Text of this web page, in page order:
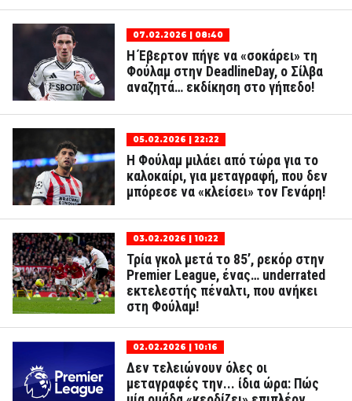
07.02.2026 | 08:40
Η Έβερτον πήγε να «σοκάρει» τη
Φούλαμ στην DeadlineDay, ο Σίλβα
αναζητά… εκδίκηση στο γήπεδο!
05.02.2026 | 22:22
Η Φούλαμ μιλάει από τώρα για το
καλοκαίρι, για μεταγραφή, που δεν
μπόρεσε να «κλείσει» τον Γενάρη!
03.02.2026 | 10:22
Τρία γκολ μετά το 85’, ρεκόρ στην
Premier League, ένας… underrated
εκτελεστής πέναλτι, που ανήκει
στη Φούλαμ!
02.02.2026 | 10:16
Δεν τελειώνουν όλες οι
μεταγραφές την... ίδια ώρα: Πώς